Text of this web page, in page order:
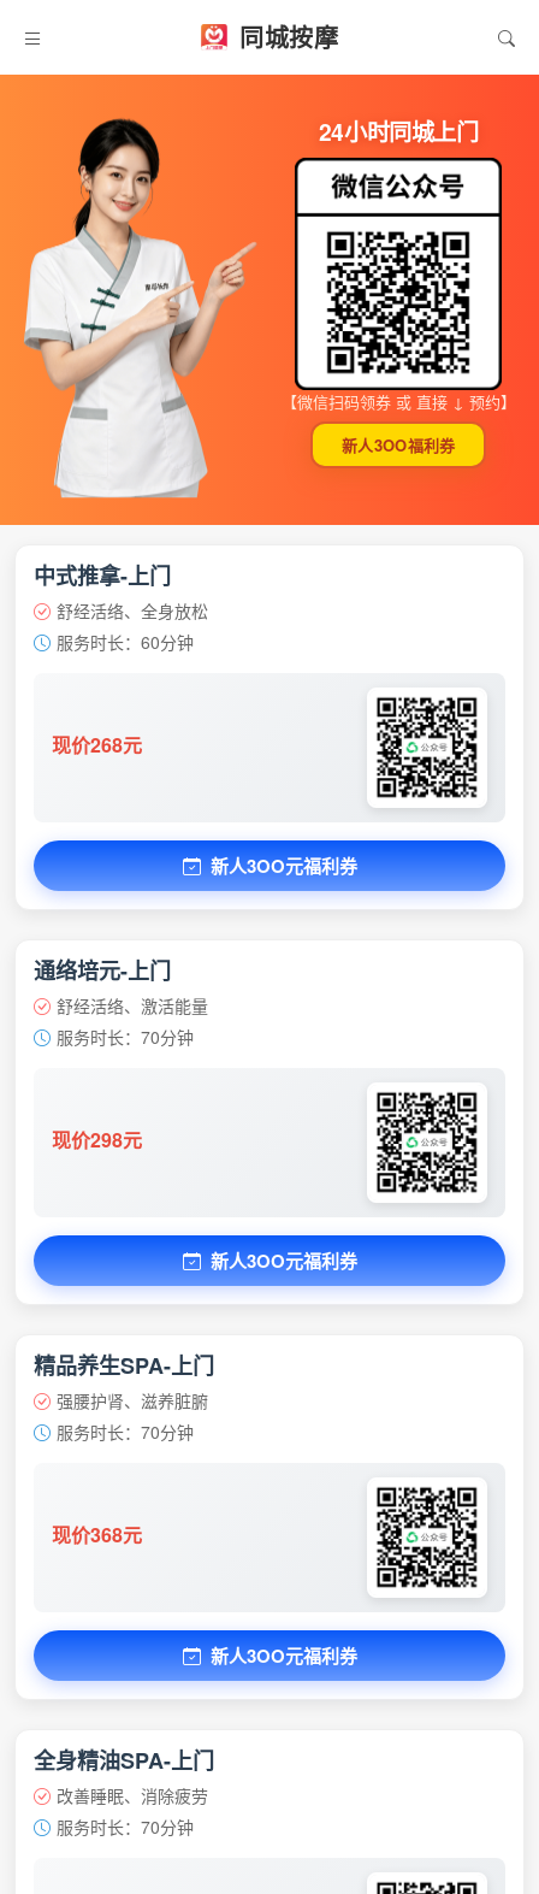
同城按摩
24小时同城上门
【微信扫码领券 或 直接 ↓ 预约】
新人3OO福利券
中式推拿-上门
舒经活络、全身放松
服务时长：60分钟
现价268元
新人3OO元福利券
通络培元-上门
舒经活络、激活能量
服务时长：70分钟
现价298元
新人3OO元福利券
精品养生SPA-上门
强腰护肾、滋养脏腑
服务时长：70分钟
现价368元
新人3OO元福利券
全身精油SPA-上门
改善睡眠、消除疲劳
服务时长：70分钟